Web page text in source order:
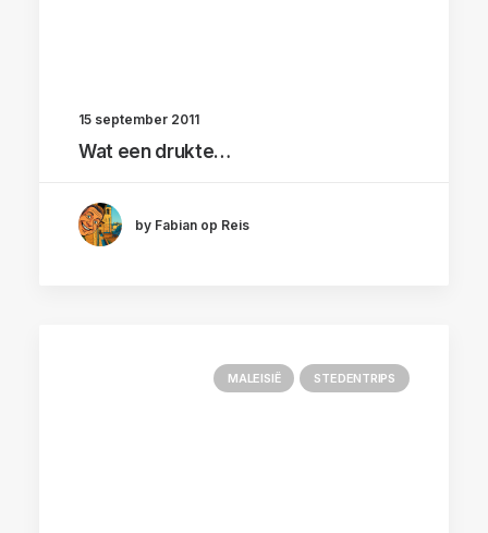
15 september 2011
Wat een drukte…
by Fabian op Reis
MALEISIË STEDENTRIPS